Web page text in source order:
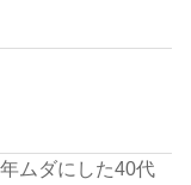
ムダにした40代